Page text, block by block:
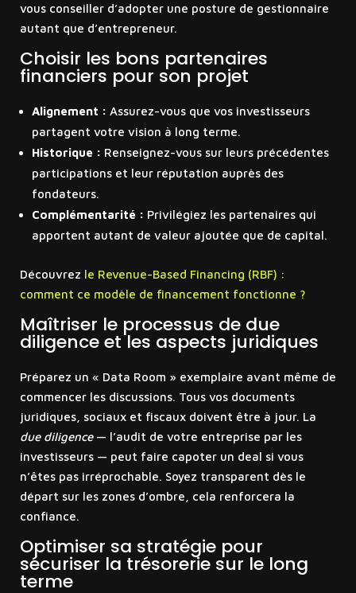
vous conseiller d’adopter une posture de gestionnaire
autant que d’entrepreneur.
Choisir les bons partenaires
financiers pour son projet
Alignement : Assurez-vous que vos investisseurs
partagent votre vision à long terme.
Historique : Renseignez-vous sur leurs précédentes
participations et leur réputation auprès des
fondateurs.
Complémentarité : Privilégiez les partenaires qui
apportent autant de valeur ajoutée que de capital.
Découvrez le Revenue-Based Financing (RBF) :
comment ce modèle de financement fonctionne ?
Maîtriser le processus de due
diligence et les aspects juridiques
Préparez un « Data Room » exemplaire avant même de
commencer les discussions. Tous vos documents
juridiques, sociaux et fiscaux doivent être à jour. La
due diligence— l’audit de votre entreprise par les
investisseurs — peut faire capoter un deal si vous
n’êtes pas irréprochable. Soyez transparent dès le
départ sur les zones d’ombre, cela renforcera la
confiance.
Optimiser sa stratégie pour
sécuriser la trésorerie sur le long
terme